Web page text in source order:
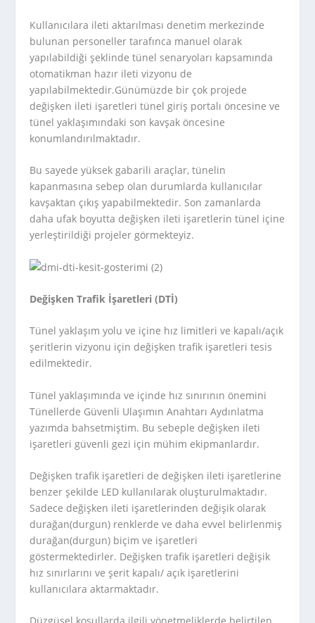
Kullanıcılara ileti aktarılması denetim merkezinde
bulunan personeller tarafınca manuel olarak
yapılabildiği şeklinde tünel senaryoları kapsamında
otomatikman hazır ileti vizyonu de
yapılabilmektedir.Günümüzde bir çok projede
değişken ileti işaretleri tünel giriş portalı öncesine ve
tünel yaklaşımındaki son kavşak öncesine
konumlandırılmaktadır.
Bu sayede yüksek gabarili araçlar, tünelin
kapanmasına sebep olan durumlarda kullanıcılar
kavşaktan çıkış yapabilmektedir. Son zamanlarda
daha ufak boyutta değişken ileti işaretlerin tünel içine
yerleştirildiği projeler görmekteyiz.
Değişken Trafik İşaretleri (DTİ)
Tünel yaklaşım yolu ve içine hız limitleri ve kapalı/açık
şeritlerin vizyonu için değişken trafik işaretleri tesis
edilmektedir.
Tünel yaklaşımında ve içinde hız sınırının önemini
Tünellerde Güvenli Ulaşımın Anahtarı Aydınlatma
yazımda bahsetmiştim. Bu sebeple değişken ileti
işaretleri güvenli gezi için mühim ekipmanlardır.
Değişken trafik işaretleri de değişken ileti işaretlerine
benzer şekilde LED kullanılarak oluşturulmaktadır.
Sadece değişken ileti işaretlerinden değişik olarak
durağan(durgun) renklerde ve daha evvel belirlenmiş
durağan(durgun) biçim ve işaretleri
göstermektedirler. Değişken trafik işaretleri değişik
hız sınırlarını ve şerit kapalı/ açık işaretlerini
kullanıcılara aktarmaktadır.